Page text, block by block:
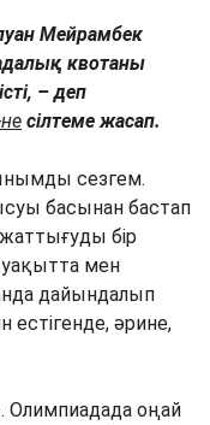
Мейрамбек
квотаны
– деп
сілтеме жасап.
сезгем.
басынан бастап
бір
уақытта мен
дайындалып
естігенде, әрине,
Олимпиадада оңай